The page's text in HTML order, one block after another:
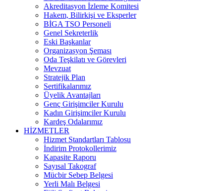
Akreditasyon İzleme Komitesi
Hakem, Bilirkişi ve Eksperler
BİGA TSO Personeli
Genel Sekreterlik
Eski Başkanlar
Organizasyon Şeması
Oda Teşkilatı ve Görevleri
Mevzuat
Stratejik Plan
Sertifikalarımız
Üyelik Avantajları
Genç Girişimciler Kurulu
Kadın Girişimciler Kurulu
Kardeş Odalarımız
HİZMETLER
Hizmet Standartları Tablosu
İndirim Protokollerimiz
Kapasite Raporu
Sayısal Takograf
Mücbir Sebep Belgesi
Yerli Malı Belgesi